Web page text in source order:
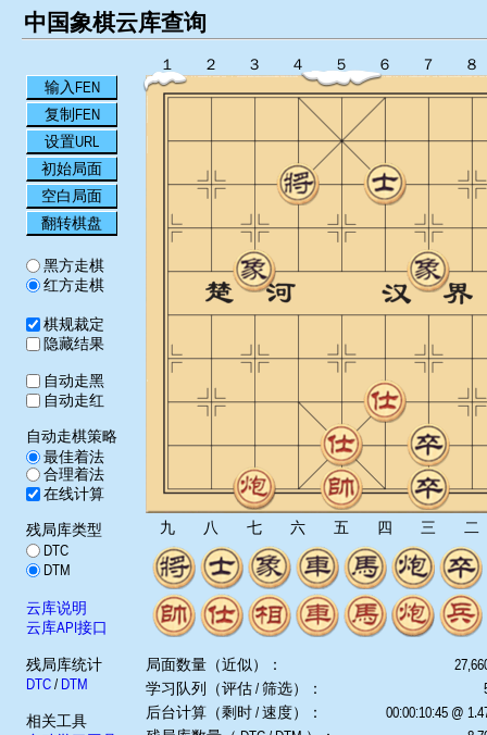
中国象棋云库查询
输入FEN
复制FEN
设置URL
初始局面
空白局面
翻转棋盘
黑方走棋
红方走棋
棋规裁定
隐藏结果
自动走黑
自动走红
自动走棋策略
最佳着法
合理着法
在线计算
残局库类型
DTC
DTM
云库说明
云库API接口
残局库统计
DTC/ DTM
相关工具
１ ２ ３ ４ ５ ６ ７ ８
九 八 七 六 五 四 三 二
局面数量（近似）：
学习队列（评估 / 筛选）：
后台计算（剩时 / 速度）：
00:00:10:45 @